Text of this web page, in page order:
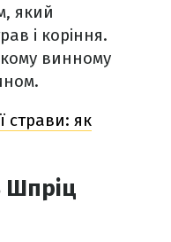
який
і коріння.
винному
страви: як
Шпріц